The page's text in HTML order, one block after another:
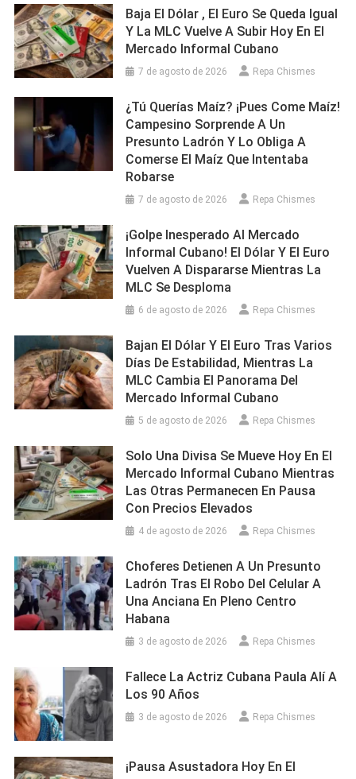
Baja El Dólar , El Euro Se Queda Igual
Y La MLC Vuelve A Subir Hoy En El
Mercado Informal Cubano
7 de agosto de 2026 Repa Chismes
¿Tú Querías Maíz? ¡Pues Come Maíz!
Campesino Sorprende A Un
Presunto Ladrón Y Lo Obliga A
Comerse El Maíz Que Intentaba
Robarse
7 de agosto de 2026 Repa Chismes
¡Golpe Inesperado Al Mercado
Informal Cubano! El Dólar Y El Euro
Vuelven A Dispararse Mientras La
MLC Se Desploma
6 de agosto de 2026 Repa Chismes
Bajan El Dólar Y El Euro Tras Varios
Días De Estabilidad, Mientras La
MLC Cambia El Panorama Del
Mercado Informal Cubano
5 de agosto de 2026 Repa Chismes
Solo Una Divisa Se Mueve Hoy En El
Mercado Informal Cubano Mientras
Las Otras Permanecen En Pausa
Con Precios Elevados
4 de agosto de 2026 Repa Chismes
Choferes Detienen A Un Presunto
Ladrón Tras El Robo Del Celular A
Una Anciana En Pleno Centro
Habana
3 de agosto de 2026 Repa Chismes
Fallece La Actriz Cubana Paula Alí A
Los 90 Años
3 de agosto de 2026 Repa Chismes
¡Pausa Asustadora Hoy En El